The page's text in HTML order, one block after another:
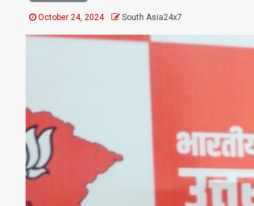
October 24, 2024 South Asia24x7